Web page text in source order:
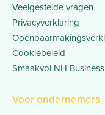
Veelgestelde vragen
Privacyverklaring
Cookiebeleid
Smaakvol NH Business
Voor ondernemers